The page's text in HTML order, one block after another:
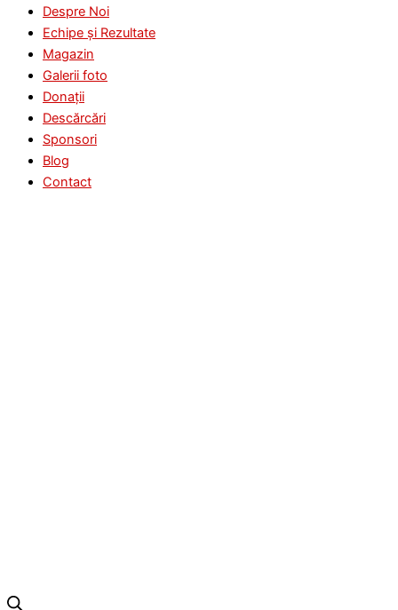
Despre Noi
Echipe și Rezultate
Magazin
Galerii foto
Donații
Descărcări
Sponsori
Blog
Contact